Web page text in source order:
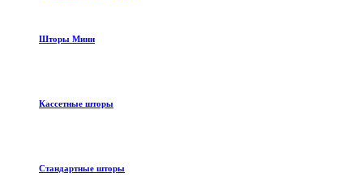
Шторы Мини
Кассетные шторы
Стандартные шторы